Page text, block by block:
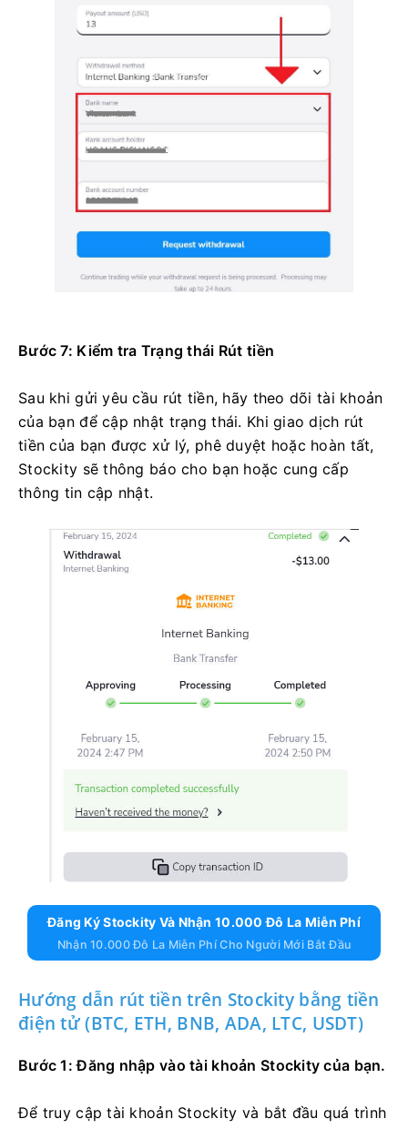
Bước 7: Kiểm tra Trạng thái Rút tiền
Sau khi gửi yêu cầu rút tiền, hãy theo dõi tài khoản
của bạn để cập nhật trạng thái. Khi giao dịch rút
tiền của bạn được xử lý, phê duyệt hoặc hoàn tất,
Stockity sẽ thông báo cho bạn hoặc cung cấp
thông tin cập nhật.
Đăng Ký Stockity Và Nhận 10.000 Đô La Miễn Phí
Nhận 10.000 Đô La Miễn Phí Cho Người Mới Bắt Đầu
Hướng dẫn rút tiền trên Stockity bằng tiền
điện tử (BTC, ETH, BNB, ADA, LTC, USDT)
Bước 1: Đăng nhập vào tài khoản Stockity của bạn.
Để truy cập tài khoản Stockity và bắt đầu quá trình